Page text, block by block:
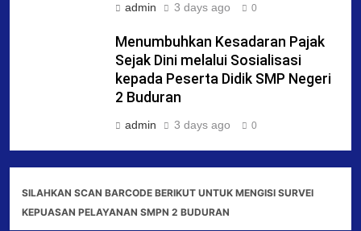
admin 3 days ago 0
Menumbuhkan Kesadaran Pajak
Sejak Dini melalui Sosialisasi
kepada Peserta Didik SMP Negeri
2 Buduran
admin 3 days ago 0
SILAHKAN SCAN BARCODE BERIKUT UNTUK MENGISI SURVEI
KEPUASAN PELAYANAN SMPN 2 BUDURAN